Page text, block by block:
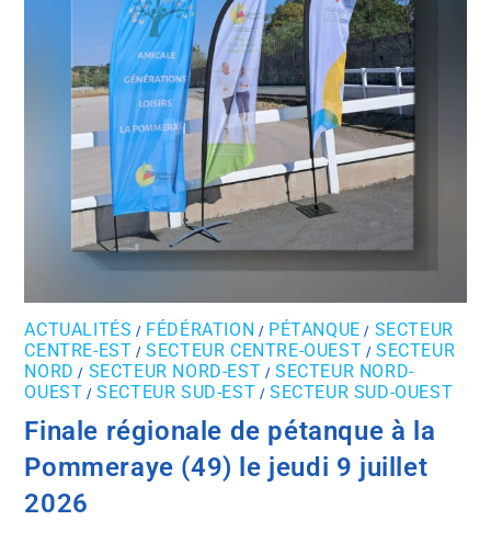
ACTUALITÉS / FÉDÉRATION / PÉTANQUE / SECTEUR
CENTRE-EST /SECTEUR CENTRE-OUEST /SECTEUR
NORD / SECTEUR NORD-EST /SECTEUR NORD-
OUEST /SECTEUR SUD-EST /SECTEUR SUD-OUEST
Finale régionale de pétanque à la
Pommeraye (49) le jeudi 9 juillet
2026